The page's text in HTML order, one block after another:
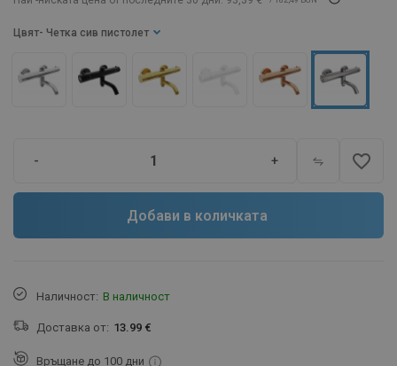
Цвят - Четка сив пистолет
- + favorite_border
Добави в количката
Наличност: В наличност
Доставка от: 13.99 €
Връщане до 100 дни